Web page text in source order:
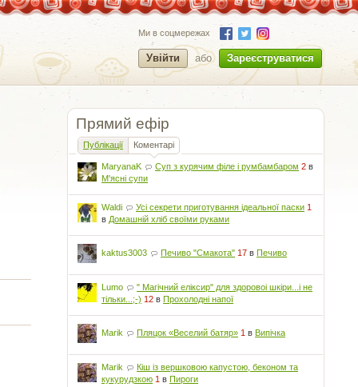
Ми в соцмережах
Увійти або Зареєструватися
Прямий ефір
Публікації Коментарі
MaryanaK Суп з курячим філе і румбамбаром 2 в
М'ясні супи
Waldi Усі секрети приготування ідеальної паски 1
в Домашній хліб своїми руками
kaktus3003 Печиво "Смакота" 17 вПечиво
Lumo
" Магічний еліксир" для здоровоі шкіри...і не
тільки...;-) 12 вПрохолодні напої
Marik Пляцок «Веселий батяр» 1 вВипічка
Marik
Кіш із вершковою капустою, беконом та
кукурудзкою 1 вПироги